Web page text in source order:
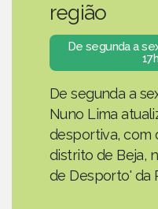
região
De segunda a
De segunda a
Nuno Lima
desportiva, com
distrito de Beja,
de Desporto' da